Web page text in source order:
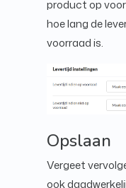
product op
hoe lang de
voorraad is.
Opslaan
Vergeet
ook